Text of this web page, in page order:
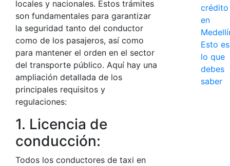
locales y nacionales. Estos trámites
son fundamentales para garantizar
la seguridad tanto del conductor
como de los pasajeros, así como
para mantener el orden en el sector
del transporte público. Aquí hay una
ampliación detallada de los
principales requisitos y
regulaciones:
1. Licencia de
conducción:
Todos los conductores de taxi en
crédito
en
Esto es
lo que
debes
saber